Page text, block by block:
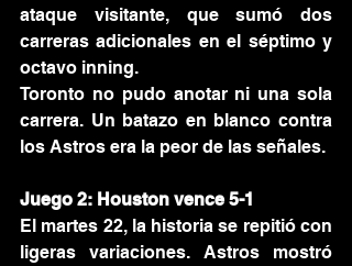
ataque visitante, que sumó dos
carreras adicionales en el séptimo y
octavo inning.
Toronto no pudo anotar ni una sola
carrera. Un batazo en blanco contra
los Astros era la peor de las señales.
Juego 2: Houston vence 5-1
El martes 22, la historia se repitió con
ligeras variaciones. Astros mostró